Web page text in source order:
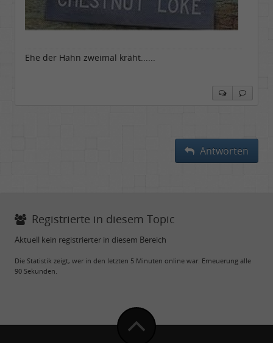
Ehe der Hahn zweimal kräht......
Antworten
Registrierte in diesem Topic
Aktuell kein registrierter in diesem Bereich
Die Statistik zeigt, wer in den letzten 5 Minuten online war. Erneuerung alle
90 Sekunden.